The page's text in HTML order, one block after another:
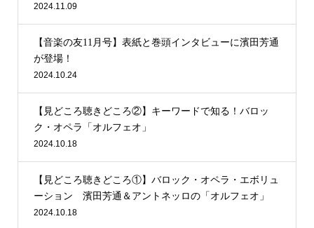
2024.11.09
【音楽の友11月号】表紙と巻頭インタビューに濱田芳通
が登場！
2024.10.24
【見どころ聴きどころ②】キーワードで知る！バロッ
ク・オペラ「オルフェオ」
2024.10.18
【見どころ聴きどころ①】バロック・オペラ・エボリュ
ーション 濱田芳通＆アントネッロの「オルフェオ」
2024.10.18